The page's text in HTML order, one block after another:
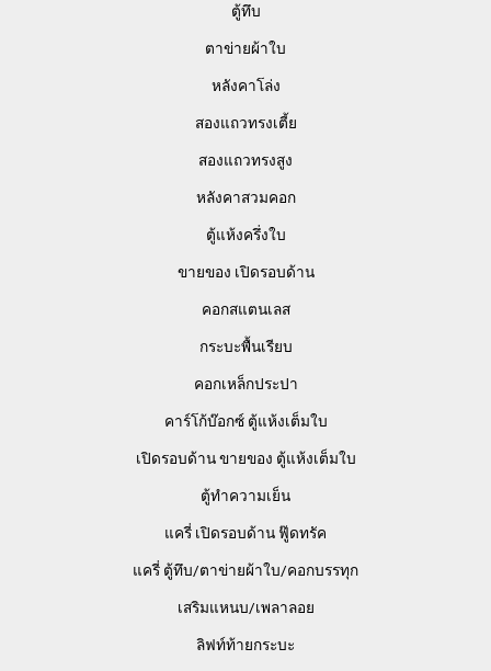
ตู้ทึบ
ตาข่ายผ้าใบ
หลังคาโล่ง
สองแถวทรงเตี้ย
สองแถวทรงสูง
หลังคาสวมคอก
ตู้แห้งครึ่งใบ
ขายของ เปิดรอบด้าน
คอกสแตนเลส
กระบะพื้นเรียบ
คอกเหล็กประปา
คาร์โก้บ๊อกซ์ ตู้แห้งเต็มใบ
เปิดรอบด้าน ขายของ ตู้แห้งเต็มใบ
ตู้ทำความเย็น
แครี่ เปิดรอบด้าน ฟู๊ดทรัค
แครี่ ตู้ทึบ/ตาข่ายผ้าใบ/คอกบรรทุก
เสริมแหนบ/เพลาลอย
ลิฟท์ท้ายกระบะ